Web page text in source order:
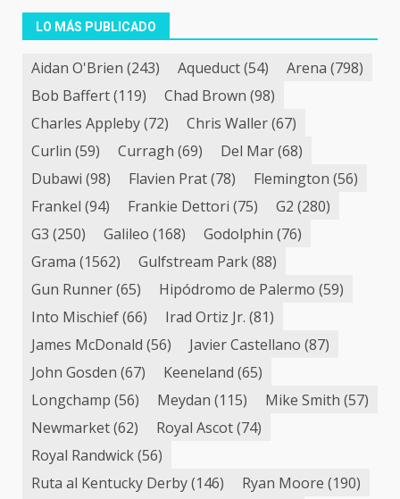
LO MÁS PUBLICADO
Aidan O'Brien (243) Aqueduct(54) Arena (798)
Bob Baffert(119) Chad Brown (98)
Charles Appleby(72) Chris Waller(67)
Curlin (59) Curragh (69) Del Mar(68)
Dubawi (98) Flavien Prat(78) Flemington (56)
Frankel (94) Frankie Dettori (75) G2 (280)
G3 (250) Galileo (168) Godolphin (76)
Grama (1562) Gulfstream Park(88)
Gun Runner(65) Hipódromo de Palermo (59)
Into Mischief(66) Irad Ortiz Jr. (81)
James McDonald (56) Javier Castellano (87)
John Gosden (67) Keeneland (65)
Longchamp (56) Meydan (115) Mike Smith (57)
Newmarket(62) Royal Ascot(74)
Royal Randwick(56)
Ruta al Kentucky Derby(146) Ryan Moore (190)